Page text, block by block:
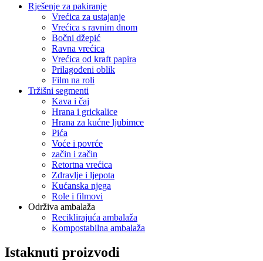
Rješenje za pakiranje
Vrećica za ustajanje
Vrećica s ravnim dnom
Bočni džepić
Ravna vrećica
Vrećica od kraft papira
Prilagođeni oblik
Film na roli
Tržišni segmenti
Kava i čaj
Hrana i grickalice
Hrana za kućne ljubimce
Pića
Voće i povrće
začin i začin
Retortna vrećica
Zdravlje i ljepota
Kućanska njega
Role i filmovi
Održiva ambalaža
Reciklirajuća ambalaža
Kompostabilna ambalaža
Istaknuti proizvodi